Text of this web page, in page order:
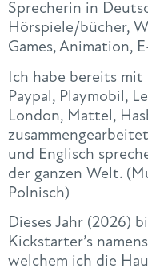
Sprecherin in
Hörspiele/bücher,
Games, Animation,
Ich habe bereits mit
Paypal, Playmobil,
London, Mattel,
und Englisch
der ganzen Welt.
Polnisch)
Dieses Jahr (2026)
Kickstarter’s
welchem ich die